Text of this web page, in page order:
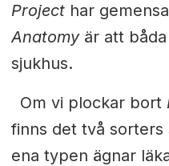
Projecthar
Anatomyär att båda
sjukhus.
Om vi plockar bort
finns det två sorters
ena typen ägnar